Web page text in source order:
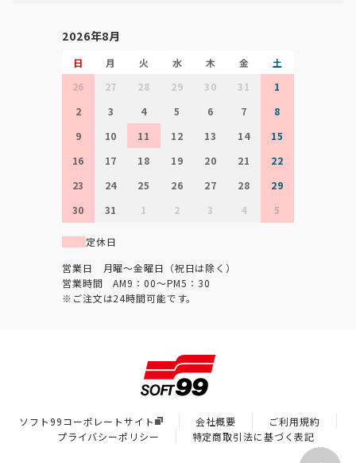
2026年8月
日 月 火 水 木 金
土
26
27 28 29 30 31
1
2
3 4 5 6 7
8
9
10 11 12 13 14
15
16
17 18 19 20 21
22
23
24 25 26 27 28
29
30
31 1 2 3 4 5
定休日
営業日 月曜～金曜日（祝日は除く）
営業時間 AM9：00～PM5：30
※ご注文は24時間可能です。
ソフト99コーポレートサイト 会社概要
ご利用規約
プライバシーポリシー
特定商取引法に基づく表記